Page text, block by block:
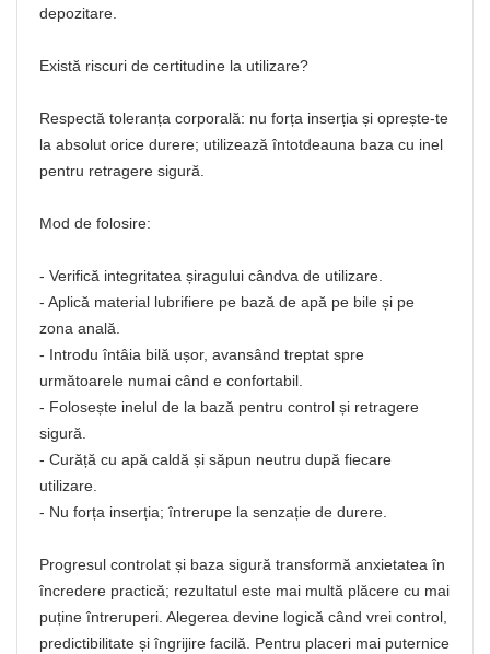
depozitare.
Există riscuri de certitudine la utilizare?
Respectă toleranța corporală: nu forța inserția și oprește-te
la absolut orice durere; utilizează întotdeauna baza cu inel
pentru retragere sigură.
Mod de folosire:
- Verifică integritatea șiragului cândva de utilizare.
- Aplică material lubrifiere pe bază de apă pe bile și pe
zona anală.
- Introdu întâia bilă ușor, avansând treptat spre
următoarele numai când e confortabil.
- Folosește inelul de la bază pentru control și retragere
sigură.
- Curăță cu apă caldă și săpun neutru după fiecare
utilizare.
- Nu forța inserția; întrerupe la senzație de durere.
Progresul controlat și baza sigură transformă anxietatea în
încredere practică; rezultatul este mai multă plăcere cu mai
puține întreruperi. Alegerea devine logică când vrei control,
predictibilitate și îngrijire facilă. Pentru placeri mai puternice